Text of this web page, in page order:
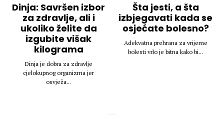
Dinja: Savršen izbor
za zdravlje, ali i
ukoliko želite da
izgubite višak
kilograma
Dinja je dobra za zdravlje
cjelokupnog organizma jer
osvježa...
Šta jesti, a šta
izbjegavati kada se
osjećate bolesno?
Adekvatna prehrana za vrijeme
bolesti vrlo je bitna kako bi...